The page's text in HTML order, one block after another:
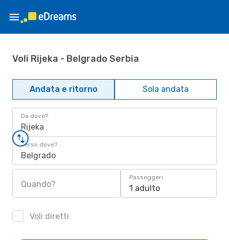
Voli Rijeka - Belgrado Serbia
Andata e ritorno Sola andata
Da dove?
Rijeka
Verso dove?
Belgrado
Quando?
Passeggeri
1 adulto
Voli diretti